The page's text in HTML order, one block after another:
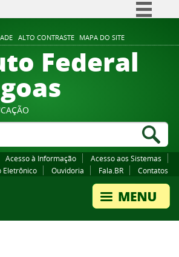
ALTO CONTRASTE MAPA DO SITE
Comunica BR
Participe
Canais
Federal
Acesso à Informação
Acesso aos Sistemas
Eletrônico
Ouvidoria Fala.BR Contatos